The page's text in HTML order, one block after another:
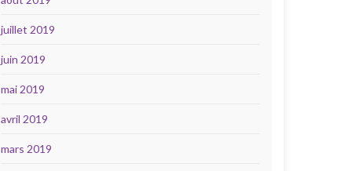
juillet 2019
juin 2019
mai 2019
avril 2019
mars 2019